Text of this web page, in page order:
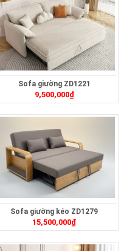
Sofa giường ZD1221
9,500,000₫
Sofa giường kéo ZD1279
15,500,000₫